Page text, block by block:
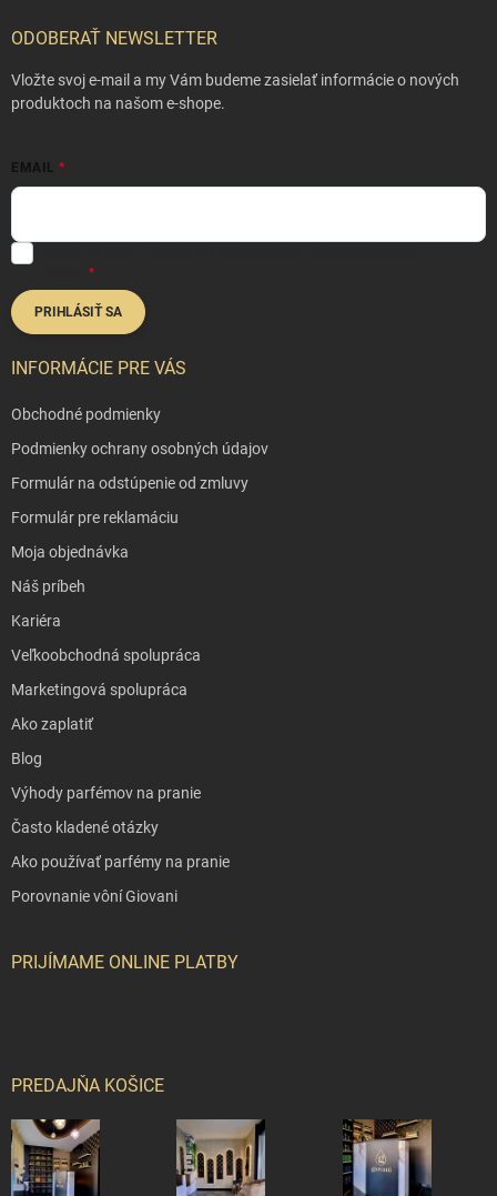
ODOBERAŤ NEWSLETTER
Vložte svoj e-mail a my Vám budeme zasielať informácie o nových
produktoch na našom e-shope.
EMAIL
PRIHLÁSIŤ SA
INFORMÁCIE PRE VÁS
Obchodné podmienky
Podmienky ochrany osobných údajov
Formulár na odstúpenie od zmluvy
Formulár pre reklamáciu
Moja objednávka
Náš príbeh
Kariéra
Veľkoobchodná spolupráca
Marketingová spolupráca
Ako zaplatiť
Blog
Výhody parfémov na pranie
Často kladené otázky
Ako používať parfémy na pranie
Porovnanie vôní Giovani
PRIJÍMAME ONLINE PLATBY
PREDAJŇA KOŠICE